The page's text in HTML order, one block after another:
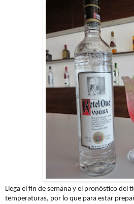
Llega el fin de semana y el pronóstico del
temperaturas, por lo que para estar